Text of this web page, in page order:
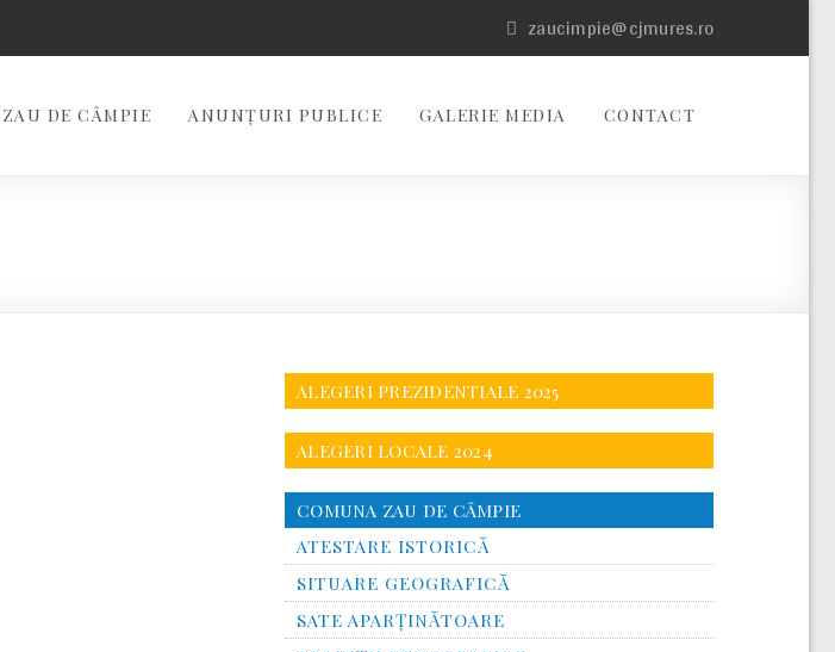
zaucimpie@cjmures.ro
ZAU DE CÂMPIE ANUNȚURI PUBLICE GALERIE MEDIA CONTACT
ALEGERI PREZIDENTIALE 2025
ALEGERI LOCALE 2024
COMUNA ZAU DE CÂMPIE
ATESTARE ISTORICĂ
SITUARE GEOGRAFICĂ
SATE APARȚINĂTOARE